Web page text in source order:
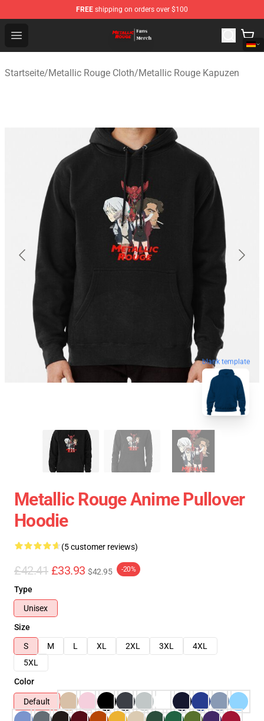
FREE shipping on orders over $100
Open menu
Metallic Rouge Store - Official Metallic Rouge
Startseite/Metallic Rouge Cloth/Metallic Rouge Kapuzen
blank template
Metallic Rouge Anime Pullover
Hoodie
(5 customer reviews)
£42.41 £33.93 $42.95 -20%
Type
Unisex
Size
S
M L XL 2XL 3XL
4XL
5XL
Color
Default